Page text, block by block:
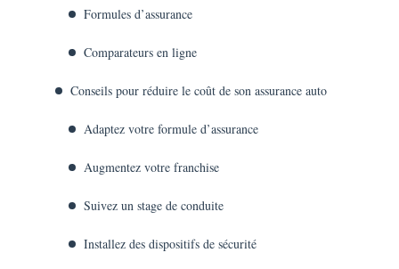
Formules d’assurance
Comparateurs en ligne
Conseils pour réduire le coût de son assurance auto
Adaptez votre formule d’assurance
Augmentez votre franchise
Suivez un stage de conduite
Installez des dispositifs de sécurité